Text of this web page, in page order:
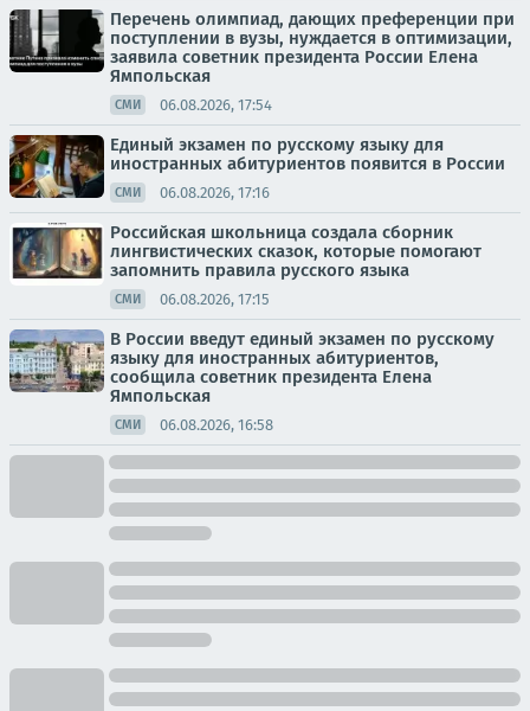
Перечень олимпиад, дающих преференции при
поступлении в вузы, нуждается в оптимизации,
заявила советник президента России Елена
Ямпольская
СМИ 06.08.2026, 17:54
Единый экзамен по русскому языку для
иностранных абитуриентов появится в России
СМИ 06.08.2026, 17:16
Российская школьница создала сборник
лингвистических сказок, которые помогают
запомнить правила русского языка
СМИ 06.08.2026, 17:15
В России введут единый экзамен по русскому
языку для иностранных абитуриентов,
сообщила советник президента Елена
Ямпольская
СМИ 06.08.2026, 16:58